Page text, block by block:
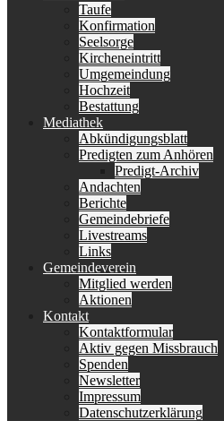
Taufe
Konfirmation
Seelsorge
Kircheneintritt
Umgemeindung
Hochzeit
Bestattung
Mediathek
Abkündigungsblatt
Predigten zum Anhören
Predigt-Archiv
Andachten
Berichte
Gemeindebriefe
Livestreams
Links
Gemeindeverein
Mitglied werden
Aktionen
Kontakt
Kontaktformular
Aktiv gegen Missbrauch
Spenden
Newsletter
Impressum
Datenschutzerklärung